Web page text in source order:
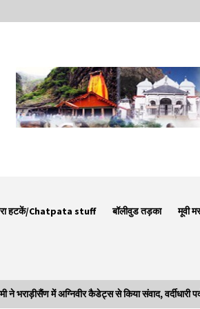
हटकें/Chatpata stuff बॉलीवुड तड़का मूवी
में अग्निवीर कैडेट्स से किया संवाद, वर्दीधारी